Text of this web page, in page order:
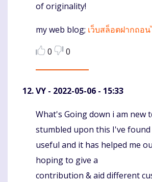
of originality!
my web blog; เว็บสล็อตฝากถอ
0
0
VY - 2022-05-06 - 15:33
Komentaras
What's Going down i am new
stumbled upon this I've
useful and it has helped me
hoping to give a
contribution & aid different